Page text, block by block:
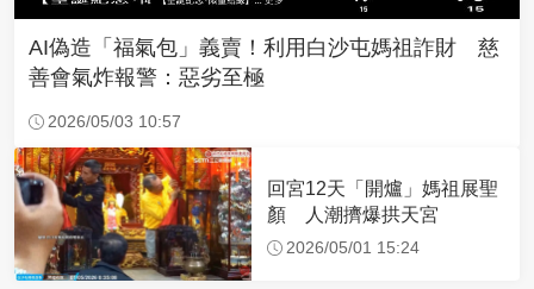
AI偽造「福氣包」義賣！利用白沙屯媽祖詐財 慈
善會氣炸報警：惡劣至極
2026/05/03 10:57
回宮12天「開爐」媽祖展聖
顏 人潮擠爆拱天宮
2026/05/01 15:24